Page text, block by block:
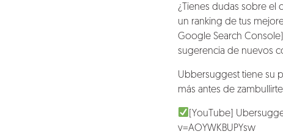
¿Tienes dudas sobre el
un ranking de tus
Google Search Console
sugerencia de nuevos
Ubbersuggest tiene su
más antes de
[YouTube]
v=AOYWKBUPYsw